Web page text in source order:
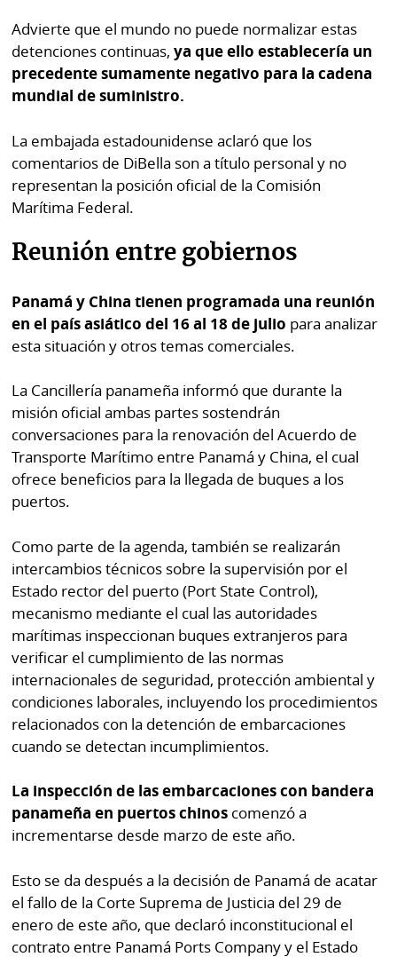
Hoy
⌾
Sábado
⌾
La
Repregunta
Cual
⌾
Sabrina
Censura
Advierte que el mundo no puede normalizar estas
detenciones continuas,ya que ello establecería un
precedente sumamente negativo para la cadena
mundial de suministro.
La embajada estadounidense aclaró que los
comentarios de DiBella son a título personal y no
representan la posición oficial de la Comisión
Marítima Federal.
Reunión entre gobiernos
Panamá y China tienen programada una reunión
en el país asiático del 16 al 18 de julio para analizar
esta situación y otros temas comerciales.
La Cancillería panameña informó que durante la
misión oficial ambas partes sostendrán
conversaciones para la renovación del Acuerdo de
Transporte Marítimo entre Panamá y China, el cual
ofrece beneficios para la llegada de buques a los
puertos.
Como parte de la agenda, también se realizarán
intercambios técnicos sobre la supervisión por el
Estado rector del puerto (Port State Control),
mecanismo mediante el cual las autoridades
marítimas inspeccionan buques extranjeros para
verificar el cumplimiento de las normas
internacionales de seguridad, protección ambiental y
condiciones laborales, incluyendo los procedimientos
relacionados con la detención de embarcaciones
cuando se detectan incumplimientos.
La inspección de las embarcaciones con bandera
panameña en puertos chinos comenzó a
incrementarse desde marzo de este año.
Esto se da después a la decisión de Panamá de acatar
el fallo de la Corte Suprema de Justicia del 29 de
enero de este año, que declaró inconstitucional el
contrato entre Panamá Ports Company y el Estado